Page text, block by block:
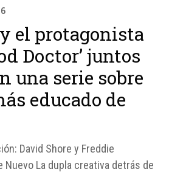
el protagonista
Doctor’ juntos
una serie sobre
educado de
David Shore y Freddie
Nuevo La dupla creativa detrás de